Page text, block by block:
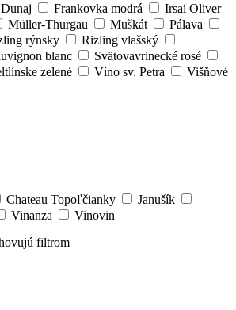
Dunaj Frankovka modrá
Irsai Oliver
Müller-Thurgau Muškát
Pálava
rýnsky
Rizling vlašský
blanc
Svätovavrinecké rosé
zelené Víno sv. Petra
Višňové
Chateau Topoľčianky
Janušík
Vinanza
Vinovin
filtrom